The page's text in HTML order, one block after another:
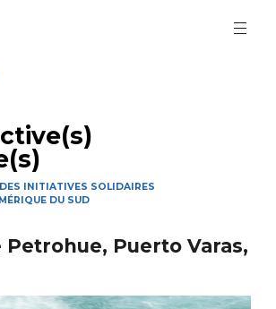
INITIATIVES SOLIDAIRES
DU SUD
Petrohue, Puerto Varas,